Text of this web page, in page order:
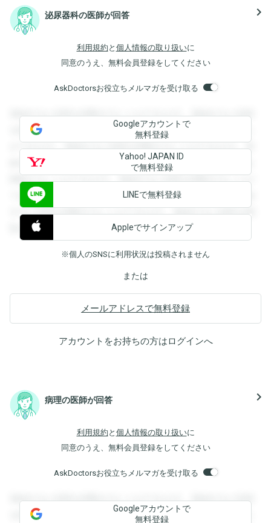
泌尿器科の医師が回答 navigate_next
利用規約 と 個人情報の取り扱いに
同意のうえ、無料会員登録をしてください
AskDoctorsお役立ちメルマガを受け取る
登録すると回答を閲覧することができます。登録すると回答
を閲覧することができます。登録すると回答を閲覧すること
ができます。登録すると回答を閲覧することができます。登
録すると回答を閲覧することができます。登録すると回答を
閲覧することができます。登録すると回答を閲覧することが
できます。登録すると回答を閲覧することができます。登録
すると回答を閲覧することができます。登録すると回答を閲
覧することができます。
Googleアカウントで
無料登録
Yahoo! JAPAN ID
で無料登録
LINEで無料登録
Appleでサインアップ
※個人のSNSに利用状況は投稿されません
または
メールアドレスで無料登録
アカウントをお持ちの方はログインへ
病理の医師が回答 navigate_next
利用規約 と 個人情報の取り扱いに
同意のうえ、無料会員登録をしてください
AskDoctorsお役立ちメルマガを受け取る
登録すると回答を閲覧することができます。登録すると回答
を閲覧することができます。登録すると回答を閲覧すること
Googleアカウントで
無料登録